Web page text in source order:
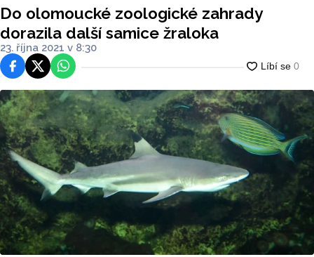
Do olomoucké zoologické zahrady
dorazila další samice žraloka
23. října 2021 v 8:30
FacebookPlatforma X
WhatsApp